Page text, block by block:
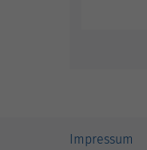
Impressum